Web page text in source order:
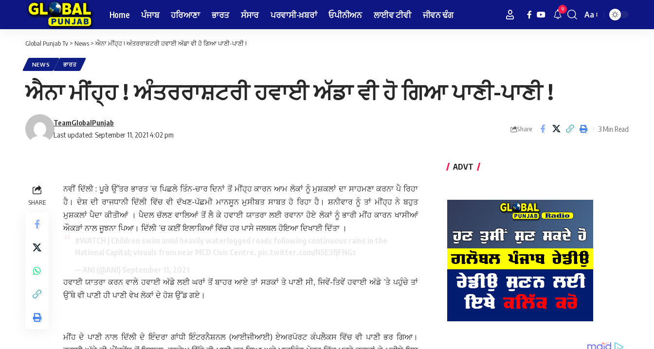
Home ਪੰਜਾਬ ਹਰਿਆਣਾ ਭਾਰਤ ਸੰਸਾਰ ਪਰਵਾਸੀ-ਖ਼ਬਰਾਂ ਓਪੀਨੀਅਨ ਲਾਈਵ ਟੀਵੀ ਜੀਵਨ ਢੰਗ 9
Font
Aa
Global Punjab Tv > News > ਐਨਾ ਮੀਂਹ੍ਹ ! ਅੰਤਰਰਾਸ਼ਟਰੀ ਹਵਾਈ ਅੱਡਾ ਵੀ ਹੋ ਗਿਆ ਪਾਣੀ-ਪਾਣੀ !
NEWS ਭਾਰਤ
ਐਨਾ ਮੀਂਹ੍ਹ ! ਅੰਤਰਰਾਸ਼ਟਰੀ ਹਵਾਈ ਅੱਡਾ ਵੀ ਹੋ ਗਿਆ ਪਾਣੀ-ਪਾਣੀ !
Last updated: September 11, 2021 4:02 pm
TeamGlobalPunjab
Share 3 Min Read
SHARE
ਨਵੀਂ ਦਿੱਲੀ : ਪੂਰੇ ਉੱਤਰ ਭਾਰਤ ‘ਚ ਪਿਛਲੇ ਤਿੰਨ-ਚਾਰ ਦਿਨਾਂ ਤੋਂ ਮੀਂਹ੍ਹ ਕਾਰਨ ਆਮ ਲੋਕਾਂ ਨੂੰ ਮੁਸ਼ਕਲਾਂ ਦਾ ਸਾਹਮਣਾ ਕਰਨਾ ਪੈ ਰਿਹਾ
ਹੈ। ਦੇਸ਼ ਦੀ ਰਾਜਧਾਨੀ ਦਿੱਲੀ ਵਿੱਚ ਵੀ ਦੱਖਣ-ਪੱਛਮੀ ਮਾਨਸੂਨ ਮੁਸੀਬਤ ਸਾਬਤ ਹੋ ਰਿਹਾ ਹੈ। ਸ਼ਨੀਵਾਰ ਨੂੰ ਤਾਂ ਮੀਂਹ੍ਹ ਨੇ ਬਹੁਤ
ਮੁਸ਼ਕਲਾਂ ਪੈਦਾ ਕੀਤੀਆਂ । ਪੈਦਲ ਚੱਲਣ ਵਾਲਿਆਂ ਤੋਂ ਲੈ ਕੇ ਹਵਾਈ ਯਾਤਰਾ ਲਈ ਰਵਾਨਾ ਹੋਏ ਲੋਕਾਂ ਨੂੰ ਭਾਰੀ ਮੀਂਹ ਕਾਰਨ ਖਾਸੀਆਂ
ਔਕੜਾਂ ਨਾਲ ਜੂਝਨਾ ਪਿਆ। ਦਿੱਲੀ ‘ਚ ਕਈਂ ਇਲਾਕਿਆਂ ਵਿੱਚ ਹਰ ਪਾਸੇ ਜਲਥਲ ਹੋਇਆ ਦਿਖਾਈ ਦਿੱਤਾ ।
ਹਵਾਈ ਯਾਤਰਾ ਕਰਨ ਵਾਲੇ ਹਵਾਈ ਅੱਡੇ ਲਈ ਘਰਾਂ ਤੋਂ ਬਾਹਰ ਆਏ ਤਾਂ ਸੜਕਾਂ ਤੇ ਪਾਣੀ ਸੀ, ਜਿਵੇਂ-ਤਿਵੇਂ ਹਵਾਈ ਅੱਡੇ ‘ਤੇ ਪਹੁੰਚੇ ਤਾਂ
ਉੱਥੇ ਵੀ ਪਾਣੀ ਹੀ ਪਾਣੀ ਵੇਖ ਲੋਕਾਂ ਦੇ ਹੋਸ਼ ਉੱਡ ਗਏ।
ਮੀਂਹ ਦੇ ਪਾਣੀ ਨਾਲ ਦਿੱਲੀ ਦੇ ਇੰਦਰਾ ਗਾਂਧੀ ਇੰਟਰਨੈਸ਼ਨਲ (ਆਈਜੀਆਈ) ਏਅਰਪੋਰਟ ਕੰਪਲੈਕਸ ਵਿੱਚ ਵੀ ਪਾਣੀ ਭਰ ਗਿਆ।
ADVT